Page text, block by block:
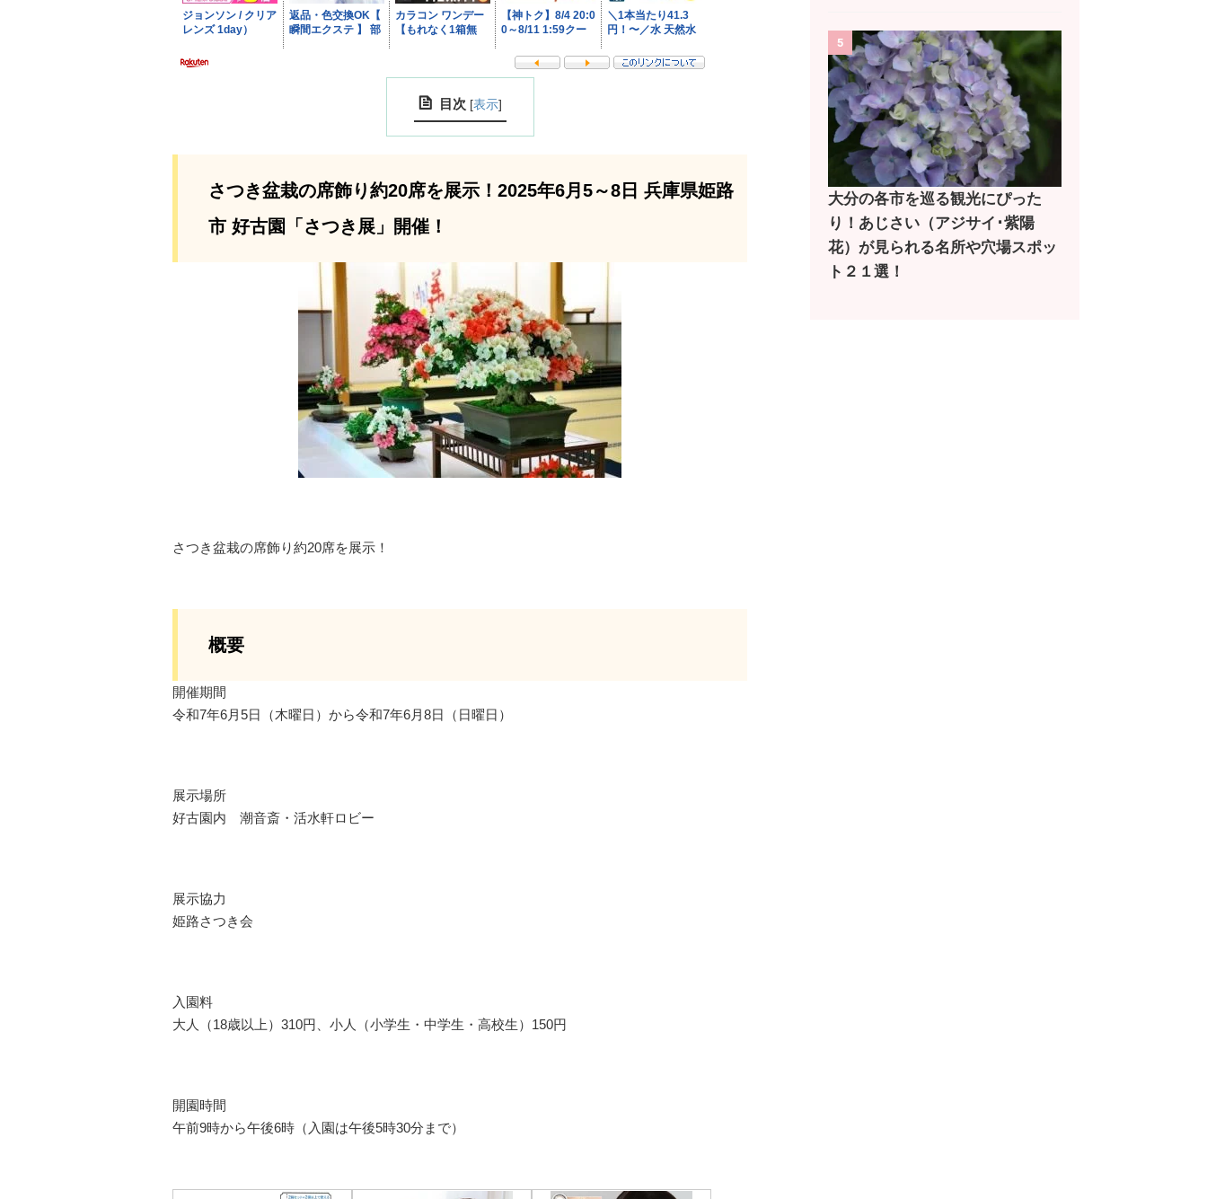
目次 [表示]
さつき盆栽の席飾り約20席を展示！2025年6月5～8日 兵庫県姫路
市 好古園「さつき展」開催！
さつき盆栽の席飾り約20席を展示！
概要
開催期間
令和7年6月5日（木曜日）から令和7年6月8日（日曜日）
展示場所
好古園内 潮音斎・活水軒ロビー
展示協力
姫路さつき会
入園料
大人（18歳以上）310円、小人（小学生・中学生・高校生）150円
開園時間
午前9時から午後6時（入園は午後5時30分まで）
5
大分の各市を巡る観光にぴった
り！あじさい（アジサイ･紫陽
花）が見られる名所や穴場スポッ
ト２１選！